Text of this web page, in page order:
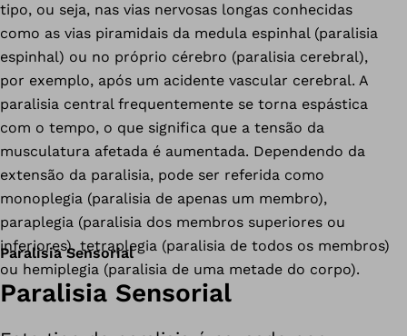
tipo, ou seja, nas vias nervosas longas conhecidas
como as vias piramidais da medula espinhal (paralisia
espinhal) ou no próprio cérebro (paralisia cerebral),
por exemplo, após um acidente vascular cerebral. A
paralisia central frequentemente se torna espástica
com o tempo, o que significa que a tensão da
musculatura afetada é aumentada. Dependendo da
extensão da paralisia, pode ser referida como
monoplegia (paralisia de apenas um membro),
paraplegia (paralisia dos membros superiores ou
inferiores), tetraplegia (paralisia de todos os membros)
ou hemiplegia (paralisia de uma metade do corpo).
Paralisia Sensorial
Paralisia Sensorial